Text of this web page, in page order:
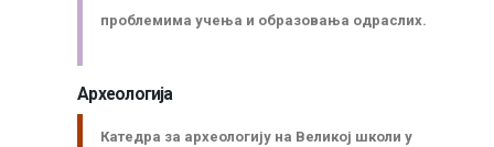
проблемима учења и образовања одраслих.
Археологија
Катедра за археологију на Великој школи у